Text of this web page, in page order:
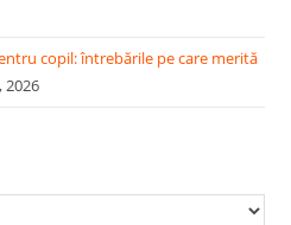
copil: întrebările pe care merită
2026